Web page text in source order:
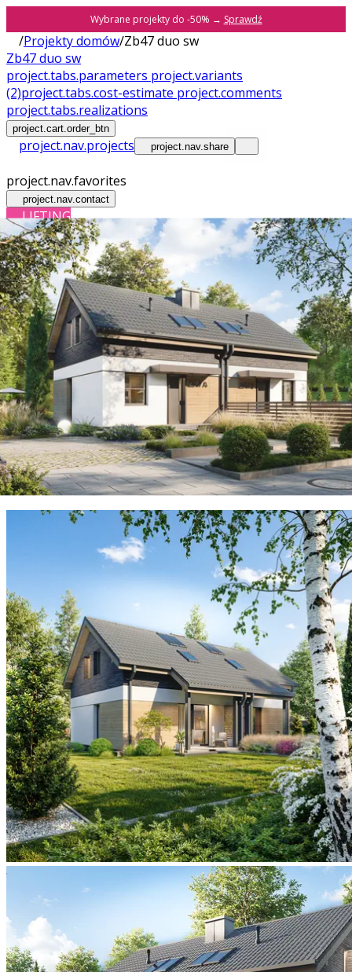
Wybrane projekty do -50% → Sprawdź
/Projekty domów/Zb47 duo sw
Zb47 duo sw
project.tabs.parameters project.variants
(2)project.tabs.cost-estimate project.comments
project.tabs.realizations
project.cart.order_btn
project.nav.projects project.nav.share
project.nav.favorites
project.nav.contact
LIFTING